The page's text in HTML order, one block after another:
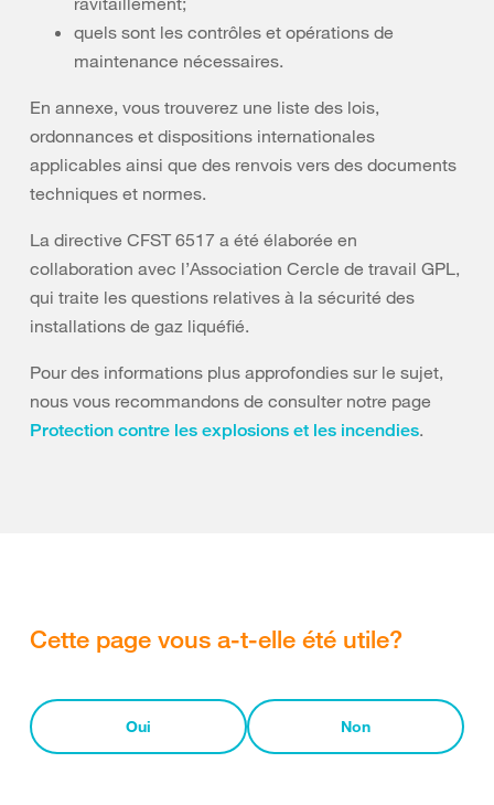
quels sont les contrôles et opérations de
maintenance nécessaires.
En annexe, vous trouverez une liste des lois,
ordonnances et dispositions internationales
applicables ainsi que des renvois vers des documents
techniques et normes.
La directive CFST 6517 a été élaborée en
collaboration avec l’Association Cercle de travail GPL,
qui traite les questions relatives à la sécurité des
installations de gaz liquéfié.
Pour des informations plus approfondies sur le sujet,
nous vous recommandons de consulter notre page
Protection contre les explosions et les incendies.
Cette page vous a-t-elle été utile?
Oui Non